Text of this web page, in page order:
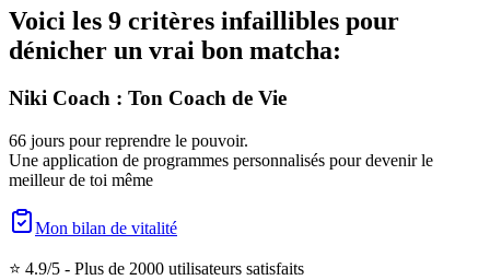
Voici les 9 critères infaillibles pour
dénicher un vrai bon matcha:
Niki Coach : Ton Coach de Vie
66 jours pour reprendre le pouvoir.
Une application de programmes personnalisés pour devenir le
meilleur de toi même
Mon bilan de vitalité
⭐ 4.9/5 - Plus de 2000 utilisateurs satisfaits